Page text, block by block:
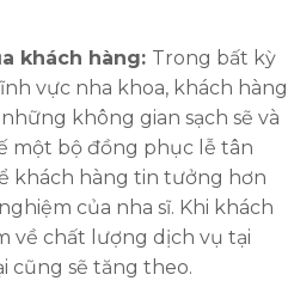
khách hàng: Trong bất kỳ
vực nha khoa, khách hàng
không gian sạch sẽ và
một bộ đồng phục lễ tân
khách hàng tin tưởng hơn
của nha sĩ. Khi khách
về chất lượng dịch vụ tại
cũng sẽ tăng theo.